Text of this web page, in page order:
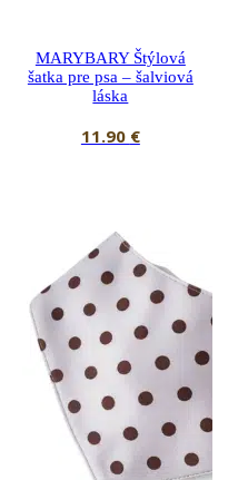
MARYBARY Štýlová
šatka pre psa – šalviová
láska
11.90 €